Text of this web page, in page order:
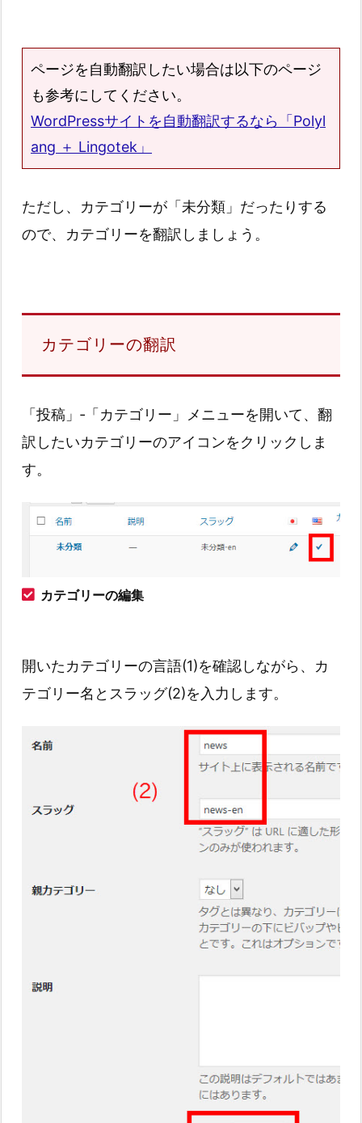
ページを自動翻訳したい場合は以下のページ
も参考にしてください。
WordPressサイトを自動翻訳するなら「Polyl
ang ＋ Lingotek」
ただし、カテゴリーが「未分類」だったりする
ので、カテゴリーを翻訳しましょう。
カテゴリーの翻訳
「投稿」‐「カテゴリー」メニューを開いて、翻
訳したいカテゴリーのアイコンをクリックしま
す。
カテゴリーの編集
開いたカテゴリーの言語(1)を確認しながら、カ
テゴリー名とスラッグ(2)を入力します。